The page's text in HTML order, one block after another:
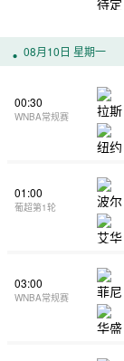
08月10日 星期一
00:30
WNBA常规赛
01:00
葡超第1轮
03:00
WNBA常规赛